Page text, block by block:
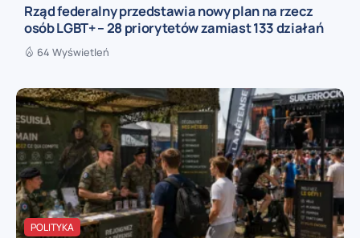
Rząd federalny przedstawia nowy plan na rzecz
osób LGBT+ – 28 priorytetów zamiast 133 działań
64 Wyświetleń
POLITYKA